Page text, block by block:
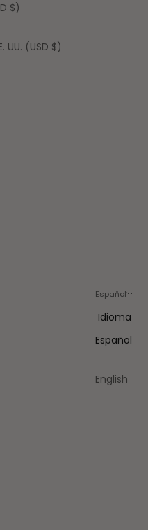
$)
UU. (USD $)
Español
Idioma
Español
English